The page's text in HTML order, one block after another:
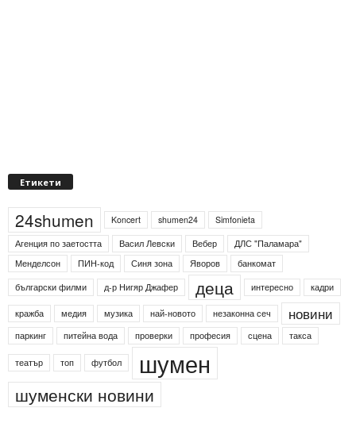
Етикети
24shumen Koncert shumen24
Simfonieta
Агенция по заетостта
Васил Левски Вебер
ДЛС "Паламара"
Менделсон
ПИН-код Синя зона Яворов
банкомат
български филми
д-р Нигяр Джафер деца интересно кадри
кражба медия музика най-новото незаконна сеч новини
паркинг питейна вода проверки професия сцена такса
театър топ футбол шумен
шуменски новини